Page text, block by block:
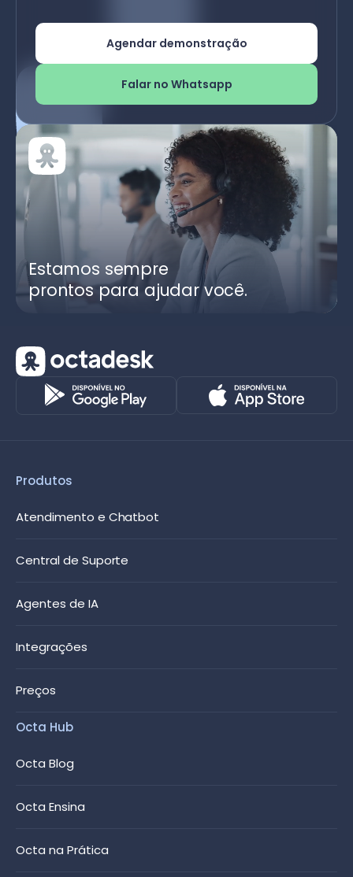
Agendar demonstração
Falar no Whatsapp
Estamos sempre
prontos para ajudar você.
Produtos
Atendimento e Chatbot
Central de Suporte
Agentes de IA
Integrações
Preços
Octa Hub
Octa Blog
Octa Ensina
Octa na Prática